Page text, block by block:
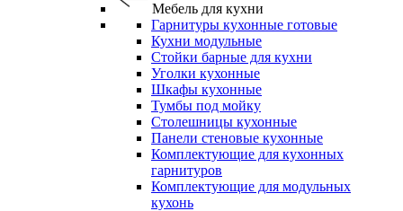
Мебель для кухни
Гарнитуры кухонные готовые
Кухни модульные
Стойки барные для кухни
Уголки кухонные
Шкафы кухонные
Тумбы под мойку
Столешницы кухонные
Панели стеновые кухонные
Комплектующие для кухонных
гарнитуров
Комплектующие для модульных
кухонь